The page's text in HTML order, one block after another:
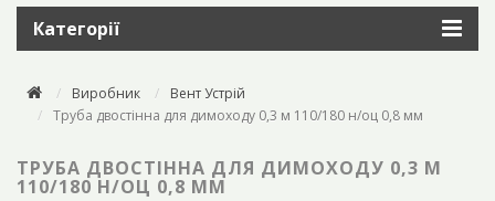
Категорії
Виробник
Вент Устрій
Труба двостінна для димоходу 0,3 м 110/180 н/оц 0,8 мм
ТРУБА ДВОСТІННА ДЛЯ ДИМОХОДУ 0,3 М
110/180 Н/ОЦ 0,8 ММ